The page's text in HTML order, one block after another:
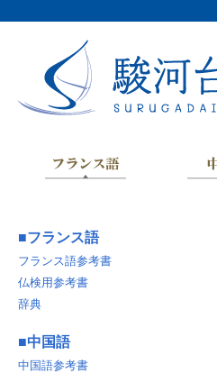
■フランス語
フランス語参考書
仏検用参考書
辞典
■中国語
中国語参考書